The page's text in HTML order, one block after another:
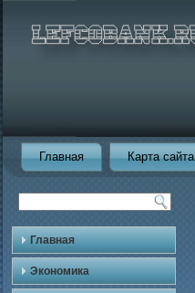
Главная Карта сайта
Главная
Экономика